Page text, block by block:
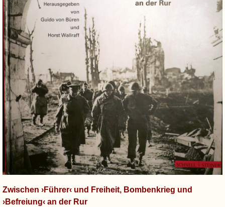
Zwischen ›Führer‹ und Freiheit, Bombenkrieg und
›Befreiung‹ an der Rur